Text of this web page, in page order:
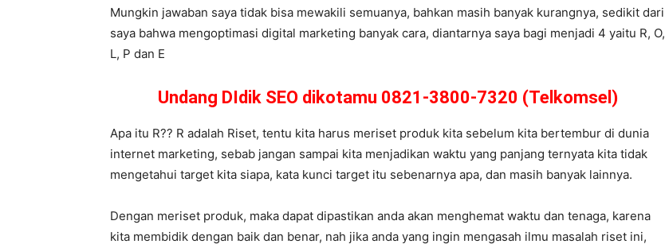
Mungkin jawaban saya tidak bisa mewakili semuanya, bahkan masih banyak kurangnya, sedikit dari
saya bahwa mengoptimasi digital marketing banyak cara, diantarnya saya bagi menjadi 4 yaitu R, O,
L, P dan E
Undang DIdik SEO dikotamu 0821-3800-7320 (Telkomsel)
Apa itu R?? R adalah Riset, tentu kita harus meriset produk kita sebelum kita bertembur di dunia
internet marketing, sebab jangan sampai kita menjadikan waktu yang panjang ternyata kita tidak
mengetahui target kita siapa, kata kunci target itu sebenarnya apa, dan masih banyak lainnya.
Dengan meriset produk, maka dapat dipastikan anda akan menghemat waktu dan tenaga, karena
kita membidik dengan baik dan benar, nah jika anda yang ingin mengasah ilmu masalah riset ini,